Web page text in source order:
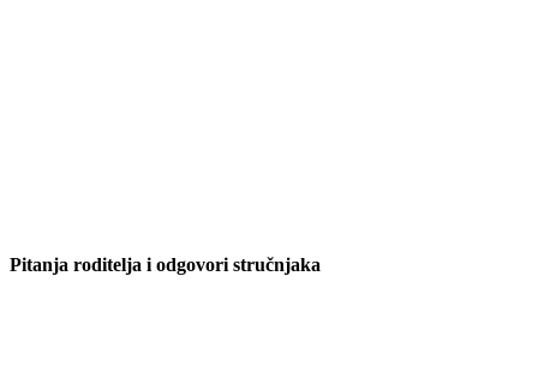
Pitanja roditelja i odgovori stručnjaka